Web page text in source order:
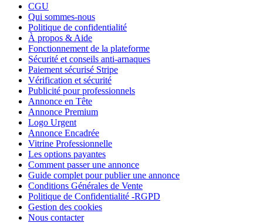
CGU
Qui sommes-nous
Politique de confidentialité
À propos & Aide
Fonctionnement de la plateforme
Sécurité et conseils anti-arnaques
Paiement sécurisé Stripe
Vérification et sécurité
Publicité pour professionnels
Annonce en Tête
Annonce Premium
Logo Urgent
Annonce Encadrée
Vitrine Professionnelle
Les options payantes
Comment passer une annonce
Guide complet pour publier une annonce
Conditions Générales de Vente
Politique de Confidentialité -RGPD
Gestion des cookies
Nous contacter